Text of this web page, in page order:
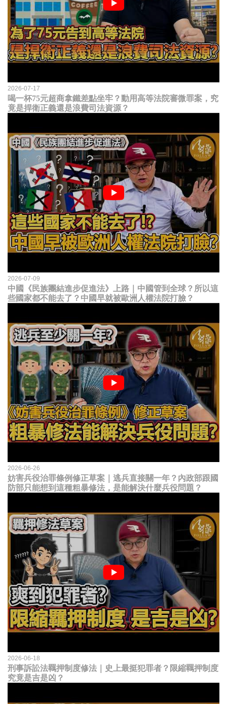
2026-07-17
喝一杯75元超商拿鐵差點坐牢？動用高等法院審微罪案，究
竟是捍衛正義還是浪費司法資源？
2026-07-09
中國《民族團結進步促進法》上路｜中國管到全球？所以這
些國家都不能去了？中國早就被歐洲人權法院打臉？
2026-06-26
妨害兵役治罪條例修正草案｜逃兵直接關一年？內政部跟國
防部只能想到這種粗暴修法，是能解決什麼兵役問題？
2026-06-18
刑事訴訟法羈押制度修法｜史上最挺犯罪者？限縮羈押制度
究竟是吉是凶？